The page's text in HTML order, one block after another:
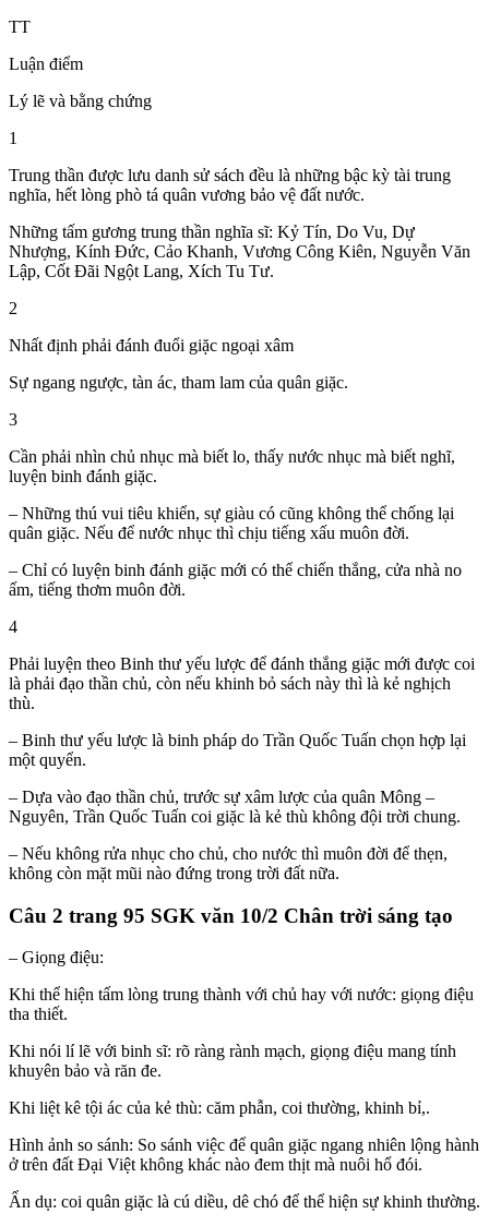
TT
Luận điểm
Lý lẽ và bằng chứng
1
Trung thần được lưu danh sử sách đều là những bậc kỳ tài trung
nghĩa, hết lòng phò tá quân vương bảo vệ đất nước.
Những tấm gương trung thần nghĩa sĩ: Kỷ Tín, Do Vu, Dự
Nhượng, Kính Đức, Cảo Khanh, Vương Công Kiên, Nguyễn Văn
Lập, Cốt Đãi Ngột Lang, Xích Tu Tư.
2
Nhất định phải đánh đuổi giặc ngoại xâm
Sự ngang ngược, tàn ác, tham lam của quân giặc.
3
Cần phải nhìn chủ nhục mà biết lo, thấy nước nhục mà biết nghĩ,
luyện binh đánh giặc.
– Những thú vui tiêu khiển, sự giàu có cũng không thể chống lại
quân giặc. Nếu để nước nhục thì chịu tiếng xấu muôn đời.
– Chỉ có luyện binh đánh giặc mới có thể chiến thắng, cửa nhà no
ấm, tiếng thơm muôn đời.
4
Phải luyện theo Binh thư yếu lược để đánh thắng giặc mới được coi
là phải đạo thần chủ, còn nếu khinh bỏ sách này thì là kẻ nghịch
thù.
– Binh thư yếu lược là binh pháp do Trần Quốc Tuấn chọn hợp lại
một quyển.
– Dựa vào đạo thần chủ, trước sự xâm lược của quân Mông –
Nguyên, Trần Quốc Tuấn coi giặc là kẻ thù không đội trời chung.
– Nếu không rửa nhục cho chủ, cho nước thì muôn đời để thẹn,
không còn mặt mũi nào đứng trong trời đất nữa.
Câu 2 trang 95 SGK văn 10/2 Chân trời sáng tạo
– Giọng điệu:
Khi thể hiện tấm lòng trung thành với chủ hay với nước: giọng điệu
tha thiết.
Khi nói lí lẽ với binh sĩ: rõ ràng rành mạch, giọng điệu mang tính
khuyên bảo và răn đe.
Khi liệt kê tội ác của kẻ thù: căm phẫn, coi thường, khinh bỉ,.
Hình ảnh so sánh: So sánh việc để quân giặc ngang nhiên lộng hành
ở trên đất Đại Việt không khác nào đem thịt mà nuôi hổ đói.
Ẩn dụ: coi quân giặc là cú diều, dê chó để thể hiện sự khinh thường.